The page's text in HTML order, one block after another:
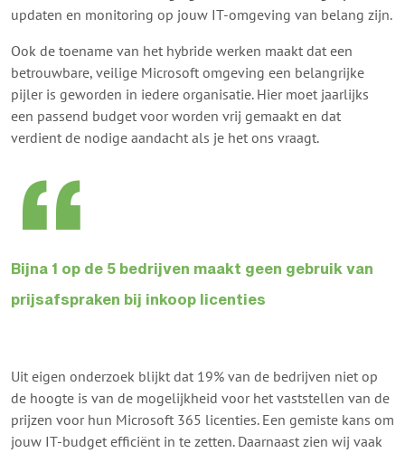
updaten en monitoring op jouw IT-omgeving van belang zijn.
Ook de toename van het hybride werken maakt dat een
betrouwbare, veilige Microsoft omgeving een belangrijke
pijler is geworden in iedere organisatie. Hier moet jaarlijks
een passend budget voor worden vrij gemaakt en dat
verdient de nodige aandacht als je het ons vraagt.
Bijna 1 op de 5 bedrijven maakt geen gebruik van
prijsafspraken bij inkoop licenties
Uit eigen onderzoek blijkt dat 19% van de bedrijven niet op
de hoogte is van de mogelijkheid voor het vaststellen van de
prijzen voor hun Microsoft 365 licenties. Een gemiste kans om
jouw IT-budget efficiënt in te zetten. Daarnaast zien wij vaak